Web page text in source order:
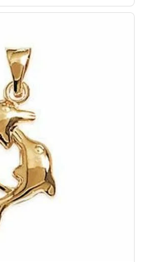
prix
était :
€65,00.
prix
est :